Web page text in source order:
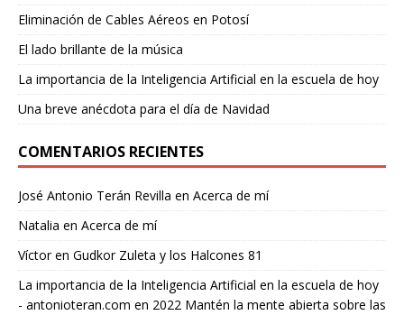
Eliminación de Cables Aéreos en Potosí
El lado brillante de la música
La importancia de la Inteligencia Artificial en la escuela de hoy
Una breve anécdota para el día de Navidad
COMENTARIOS RECIENTES
José Antonio Terán Revilla en Acerca de mí
Natalia en Acerca de mí
Víctoren Gudkor Zuleta y los Halcones 81
La importancia de la Inteligencia Artificial en la escuela de hoy
- antonioteran.com en 2022 Mantén la mente abierta sobre las